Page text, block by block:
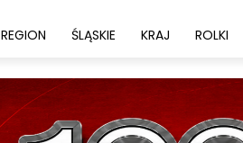
REGION ŚLĄSKIE KRAJ ROLKI